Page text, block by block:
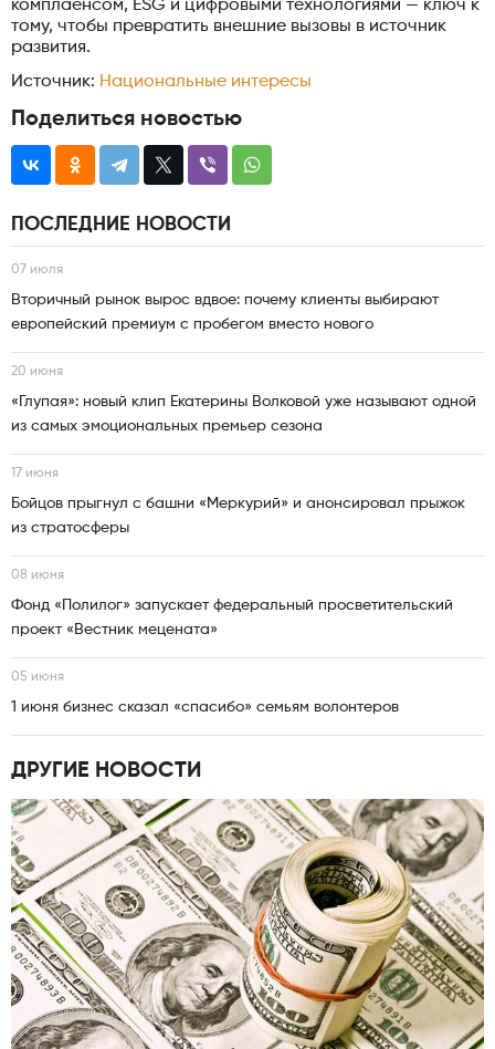
комплаенсом, ESG и цифровыми технологиями — ключ к
тому, чтобы превратить внешние вызовы в источник
развития.
Источник: Национальные интересы
Поделиться новостью
ПОСЛЕДНИЕ НОВОСТИ
07 июля
Вторичный рынок вырос вдвое: почему клиенты выбирают
европейский премиум с пробегом вместо нового
20 июня
«Глупая»: новый клип Екатерины Волковой уже называют одной
из самых эмоциональных премьер сезона
17 июня
Бойцов прыгнул с башни «Меркурий» и анонсировал прыжок
из стратосферы
08 июня
Фонд «Полилог» запускает федеральный просветительский
проект «Вестник мецената»
05 июня
1 июня бизнес сказал «спасибо» семьям волонтеров
ДРУГИЕ НОВОСТИ